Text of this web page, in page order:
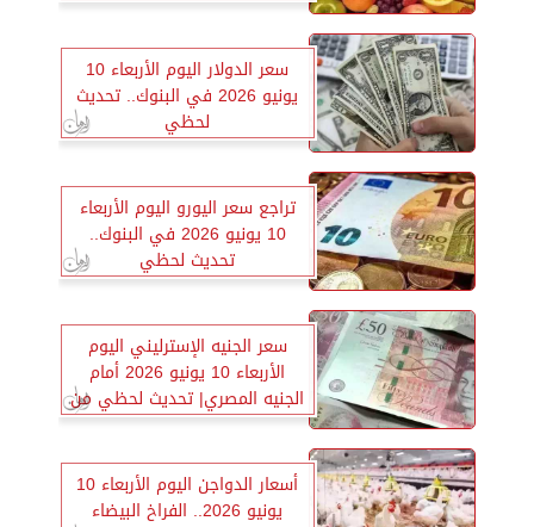
سعر الدولار اليوم الأربعاء 10
يونيو 2026 في البنوك.. تحديث
لحظي
تراجع سعر اليورو اليوم الأربعاء
10 يونيو 2026 في البنوك..
تحديث لحظي
سعر الجنيه الإسترليني اليوم
الأربعاء 10 يونيو 2026 أمام
الجنيه المصري| تحديث لحظي من
جميع البنوك
أسعار الدواجن اليوم الأربعاء 10
يونيو 2026.. الفراخ البيضاء